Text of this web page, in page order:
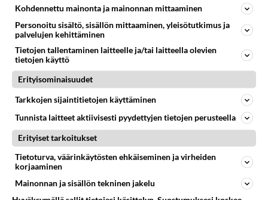
Äänestä Kommentoi
=oD
2001-02-13 16:31:00
welatkirjoitti:
olet vahan hulluksi niinkö?
=oC
mene kotiisi
go home
Äänestä Kommentoi
Kohdennettu mainonta ja mainonnan mittaaminen
Personoitu sisältö, sisällön mittaaminen, yleisötutkimus ja
palvelujen kehittäminen
Tietojen tallentaminen laitteelle ja/tai laitteella olevien
tietojen käyttö
Erityisominaisuudet
Tarkkojen sijaintitietojen käyttäminen
Tunnista laitteet aktiivisesti pyydettyjen tietojen perusteella
Erityiset tarkoitukset
Tietoturva, väärinkäytösten ehkäiseminen ja virheiden
korjaaminen
Mainonnan ja sisällön tekninen jakelu